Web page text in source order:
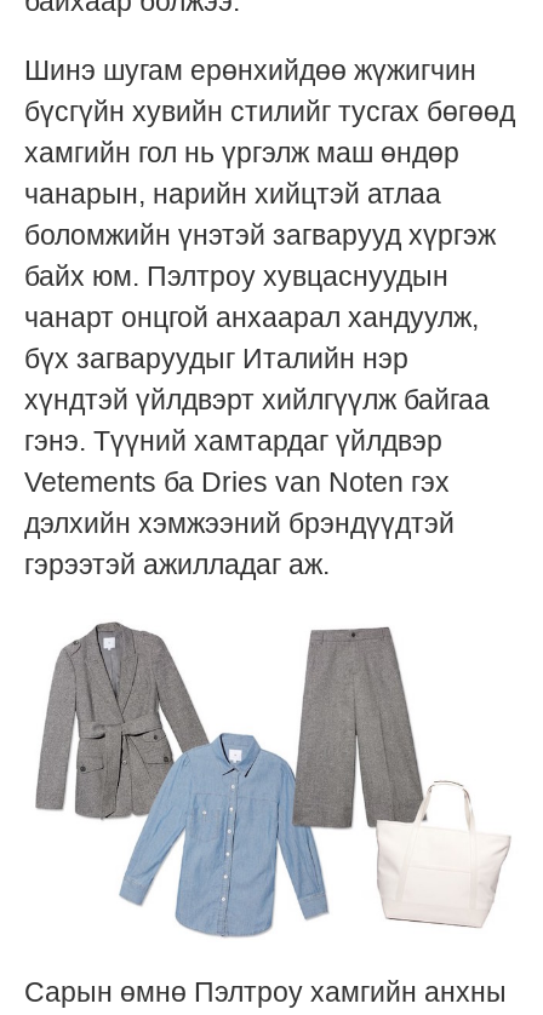
Шинэ шугам ерөнхийдөө жүжигчин
бүсгүйн хувийн стилийг тусгах бөгөөд
хамгийн гол нь үргэлж маш өндөр
чанарын, нарийн хийцтэй атлаа
боломжийн үнэтэй загварууд хүргэж
байх юм. Пэлтроу хувцаснуудын
чанарт онцгой анхаарал хандуулж,
бүх загваруудыг Италийн нэр
хүндтэй үйлдвэрт хийлгүүлж байгаа
гэнэ. Түүний хамтардаг үйлдвэр
Vetements ба Dries van Noten гэх
дэлхийн хэмжээний брэндүүдтэй
гэрээтэй ажилладаг аж.
Сарын өмнө Пэлтроу хамгийн анхны